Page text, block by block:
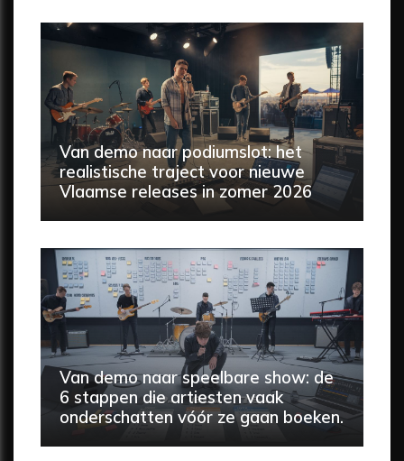
Van demo naar podiumslot: het
realistische traject voor nieuwe
Vlaamse releases in zomer 2026
Van demo naar speelbare show: de
6 stappen die artiesten vaak
onderschatten vóór ze gaan boeken.